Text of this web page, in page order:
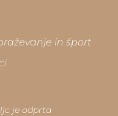
in šport
je odprta